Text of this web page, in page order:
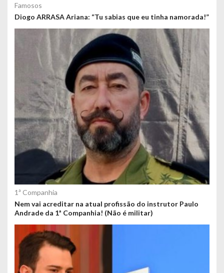
Famosos
Diogo ARRASA Ariana: “Tu sabias que eu tinha namorada!”
1ª Companhia
Nem vai acreditar na atual profissão do instrutor Paulo
Andrade da 1ª Companhia! (Não é militar)